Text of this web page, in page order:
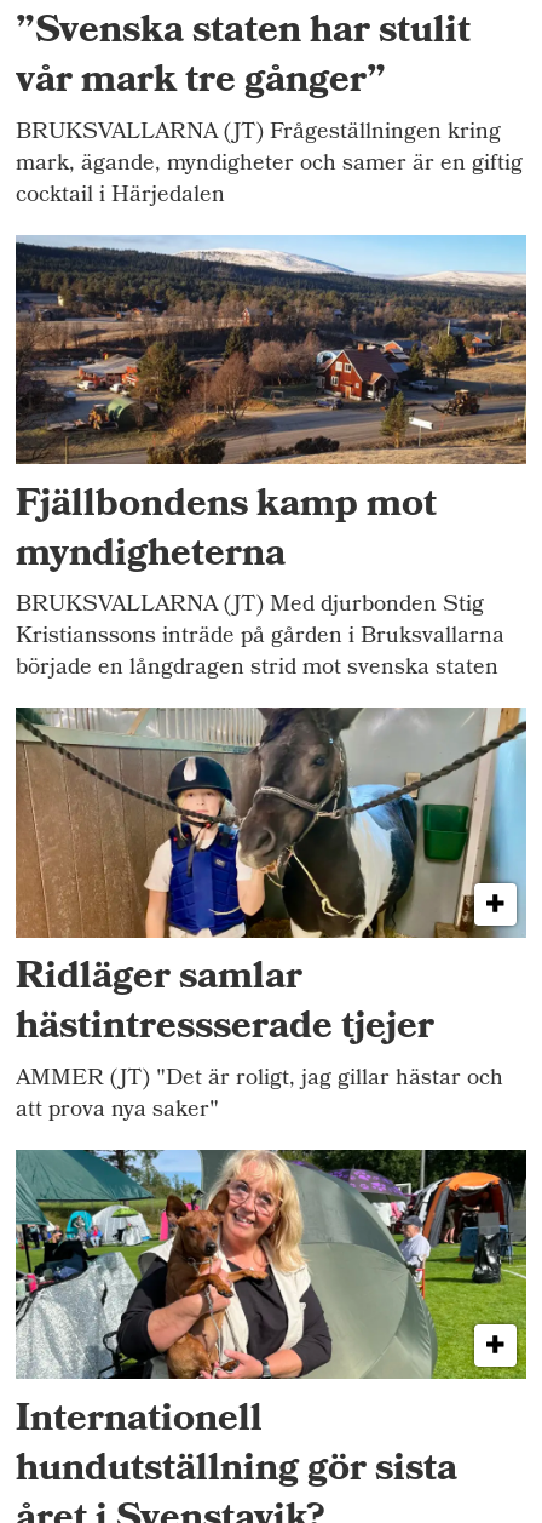
”Svenska staten har stulit
vår mark tre gånger”
BRUKSVALLARNA (JT) Frågeställningen kring
mark, ägande, myndigheter och samer är en giftig
cocktail i Härjedalen
Fjällbondens kamp mot
myndigheterna
BRUKSVALLARNA (JT) Med djurbonden Stig
Kristianssons inträde på gården i Bruksvallarna
började en långdragen strid mot svenska staten
Ridläger samlar
hästintressserade tjejer
AMMER (JT) "Det är roligt, jag gillar hästar och
att prova nya saker"
Internationell
hundutställning gör sista